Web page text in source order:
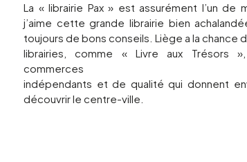
La « librairie Pax » est assurément l’un de
j’aime cette grande librairie bien
toujours de bons conseils. Liège a la chance
librairies, comme « Livre aux Trésors
commerces
indépendants et de qualité qui donnent
découvrir le centre-ville.